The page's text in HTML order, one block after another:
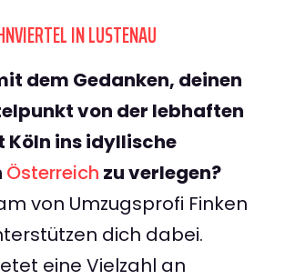
IN LUSTENAU
dem Gedanken, deinen
von der lebhaften
ins idyllische
Österreich zu verlegen?
von Umzugsprofi Finken
dich dabei.
eine Vielzahl an